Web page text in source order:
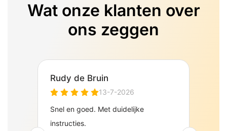
Wat onze klanten over
ons zeggen